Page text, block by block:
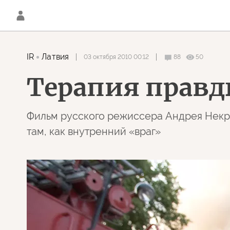
IR Латвия 03 октября 2010 00:12 88 50
Терапия
Фильм русского режиссера Андрея
там, как внутренний «враг»